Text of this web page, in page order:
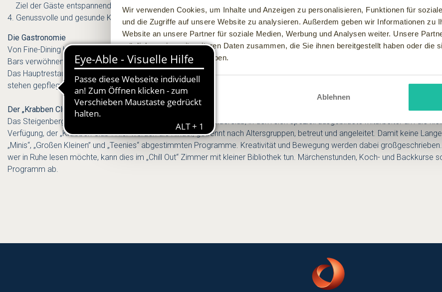
Wir verwenden Cookies, um Inhalte und Anzeigen zu personalisieren, Funktionen für
und die Zugriffe auf unsere Website zu analysieren. Außerdem geben wir Informationen zu
Website an unsere Partner für soziale Medien, Werbung und Analysen weiter. Unsere
möglicherweise mit weiteren Daten zusammen, die Sie ihnen bereitgestellt haben oder die
der Dienste gesammelt haben.
Ablehnen
Ziel der Gäste entspannend oder belebend auf Körper und Geist einwirken.
4. Genussvolle und gesunde Küche des Steigenberger Grandhotel and Spa.
Die Gastronomie
Von Fine-Dining bis zum Bistro an der Strandpromenade – im Steigenberger Grandhotel and Spa können die Gäste sich
Bars verwöhnen lassen. Klassische Cross over Küche mit regionalem Touch und einer großen Auswahl an Fisch- und
Das Hauptrestaurant „Lilienthal“ bietet leichte, saisonale Speisen, während das Bistro & Bar „Waterfront“ mit internationaler
stehen gepflegte Drinks auf der Karte, und im Spa Bistro „Hiiumaa“ – benannt nach der zweitgrößten Insel Estlands –
Der „Krabben Club“ – for Kids only!
Das Steigenberger Grandhotel and Spa hat einen eigenen Kinderclub, in dem sich speziell ausgebildete Mitarbeiter um die
Verfügung, der „Krabben Club“. Hier werden die Kinder, getrennt nach Altersgruppen, betreut und angeleitet. Damit keine
„Minis“, „Großen Kleinen” und „Teenies“ abgestimmten Programme. Kreativität und Bewegung werden dabei
wer in Ruhe lesen möchte, kann dies im „Chill Out“ Zimmer mit kleiner Bibliothek tun. Märchenstunden, Koch- und Backkurse
Programm ab.